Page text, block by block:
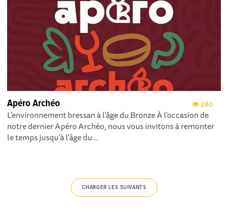
280
Apéro Archéo
L’environnement bressan à l’âge du Bronze À l’occasion de
notre dernier Apéro Archéo, nous vous invitons à remonter
le temps jusqu’à l’âge du...
CHARGER LES SUIVANTS